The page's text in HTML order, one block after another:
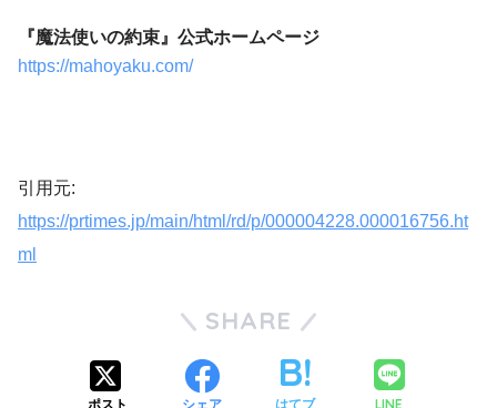
『魔法使いの約束』公式ホームページ
https://mahoyaku.com/
引用元:
https://prtimes.jp/main/html/rd/p/000004228.000016756.ht
ml
SHARE
ポスト シェア はてブ LINE